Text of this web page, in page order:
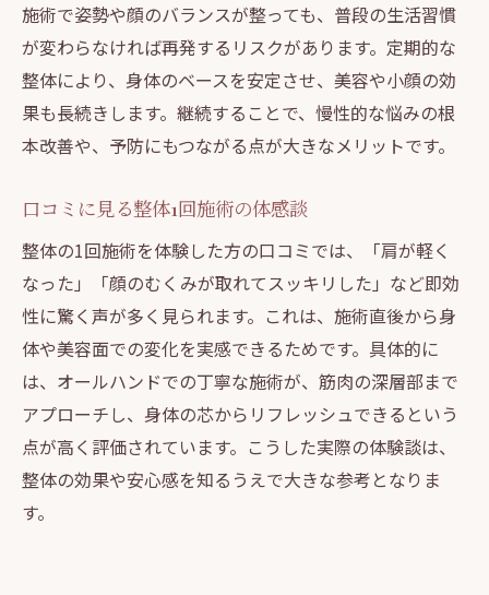
施術で姿勢や顔のバランスが整っても、普段の生活習慣
が変わらなければ再発するリスクがあります。定期的な
整体により、身体のベースを安定させ、美容や小顔の効
果も長続きします。継続することで、慢性的な悩みの根
本改善や、予防にもつながる点が大きなメリットです。
口コミに見る整体1回施術の体感談
整体の1回施術を体験した方の口コミでは、「肩が軽く
なった」「顔のむくみが取れてスッキリした」など即効
性に驚く声が多く見られます。これは、施術直後から身
体や美容面での変化を実感できるためです。具体的に
は、オールハンドでの丁寧な施術が、筋肉の深層部まで
アプローチし、身体の芯からリフレッシュできるという
点が高く評価されています。こうした実際の体験談は、
整体の効果や安心感を知るうえで大きな参考となりま
す。